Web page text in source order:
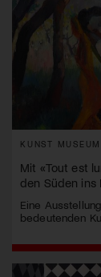
KUNST
Mit «Tout est
den Süden ins
Eine
bedeutenden